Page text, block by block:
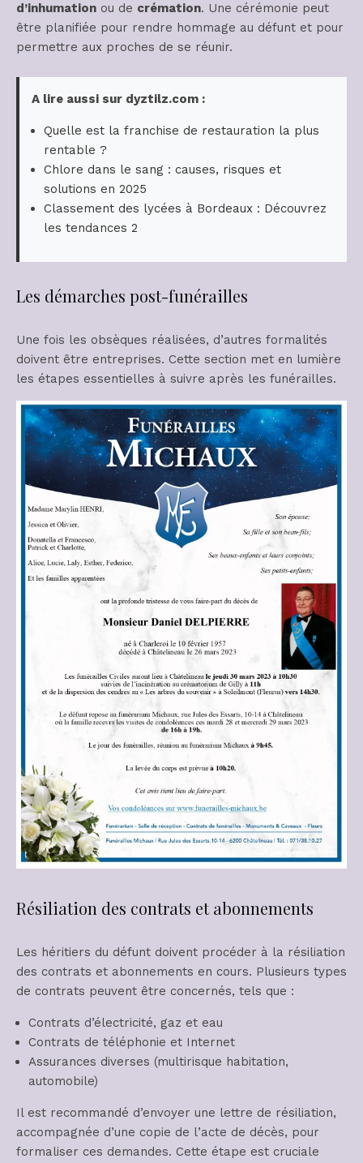
d’inhumation ou de crémation. Une cérémonie peut
être planifiée pour rendre hommage au défunt et pour
permettre aux proches de se réunir.
A lire aussi sur dyztilz.com :
Quelle est la franchise de restauration la plus
rentable ?
Chlore dans le sang : causes, risques et
solutions en 2025
Classement des lycées à Bordeaux : Découvrez
les tendances 2
Les démarches post-funérailles
Une fois les obsèques réalisées, d’autres formalités
doivent être entreprises. Cette section met en lumière
les étapes essentielles à suivre après les funérailles.
Résiliation des contrats et abonnements
Les héritiers du défunt doivent procéder à la résiliation
des contrats et abonnements en cours. Plusieurs types
de contrats peuvent être concernés, tels que :
Contrats d’électricité, gaz et eau
Contrats de téléphonie et Internet
Assurances diverses (multirisque habitation,
automobile)
Il est recommandé d’envoyer une lettre de résiliation,
accompagnée d’une copie de l’acte de décès, pour
formaliser ces demandes. Cette étape est cruciale